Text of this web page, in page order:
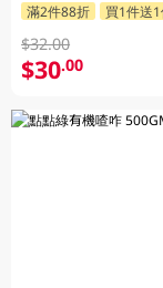
滿2件88折 買1件送
$32.00
$30.00